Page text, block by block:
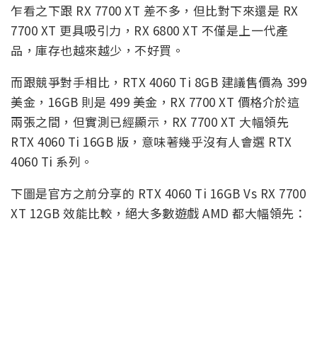
乍看之下跟 RX 7700 XT 差不多，但比對下來還是 RX
7700 XT 更具吸引力，RX 6800 XT 不僅是上一代產
品，庫存也越來越少，不好買。
而跟競爭對手相比，RTX 4060 Ti 8GB 建議售價為 399
美金，16GB 則是 499 美金，RX 7700 XT 價格介於這
兩張之間，但實測已經顯示，RX 7700 XT 大幅領先
RTX 4060 Ti 16GB 版，意味著幾乎沒有人會選 RTX
4060 Ti 系列。
下圖是官方之前分享的 RTX 4060 Ti 16GB Vs RX 7700
XT 12GB 效能比較，絕大多數遊戲 AMD 都大幅領先：